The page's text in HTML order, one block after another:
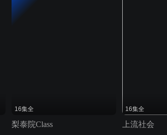
16集全
梨泰院Class
16集全
上流社会